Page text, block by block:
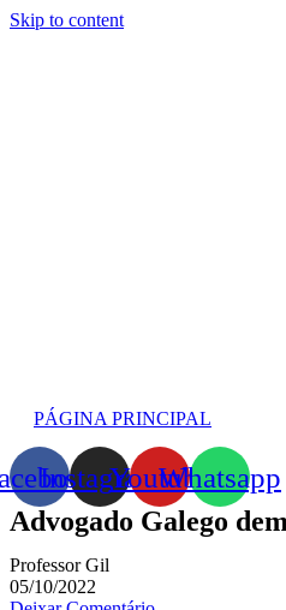
Skip to content
PÁGINA PRINCIPAL
InstagramYoutubeWhatsapp
Advogado Galego
Professor Gil
05/10/2022